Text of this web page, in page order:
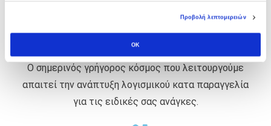
Προβολή λεπτομερειών
OK
Custom Software
Ο σημερινός γρήγορος κόσμος που λειτουργούμε
απαιτεί την ανάπτυξη λογισμικού κατα παραγγελία
για τις ειδικές σας ανάγκες.